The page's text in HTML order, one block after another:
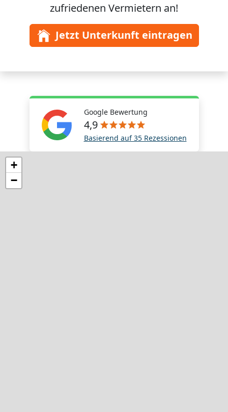
zufriedenen Vermietern an!
Jetzt Unterkunft eintragen
Google Bewertung
4,9
Basierend auf 35 Rezessionen
+
−